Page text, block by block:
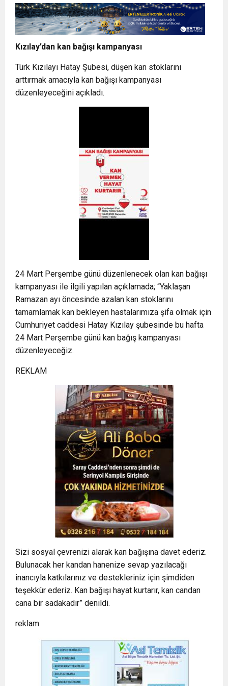
Kızılay’dan kan bağışı kampanyası
Türk Kızılayı Hatay Şubesi, düşen kan stoklarını
arttırmak amacıyla kan bağışı kampanyası
düzenleyeceğini açıkladı.
24 Mart Perşembe günü düzenlenecek olan kan bağışı
kampanyası ile ilgili yapılan açıklamada; “Yaklaşan
Ramazan ayı öncesinde azalan kan stoklarını
tamamlamak kan bekleyen hastalarımıza şifa olmak için
Cumhuriyet caddesi Hatay Kızılay şubesinde bu hafta
24 Mart Perşembe günü kan bağış kampanyası
düzenleyeceğiz.
REKLAM
Sizi sosyal çevrenizi alarak kan bağışına davet ederiz.
Bulunacak her kandan hanenize sevap yazılacağı
inancıyla katkılarınız ve destekleriniz için şimdiden
teşekkür ederiz. Kan bağışı hayat kurtarır, kan candan
cana bir sadakadır” denildi.
reklam